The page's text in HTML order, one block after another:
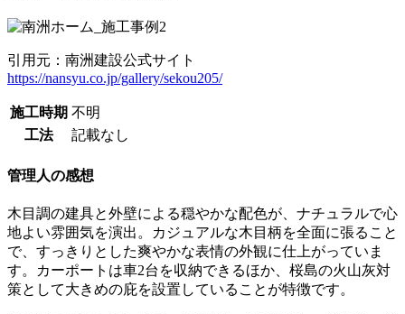
引用元：南洲建設公式サイト
https://nansyu.co.jp/gallery/sekou205/
施工時期 不明
工法
記載なし
管理人の感想
木目調の建具と外壁による穏やかな配色が、ナチュラルで心
地よい雰囲気を演出。カジュアルな木目柄を全面に張ること
で、すっきりとした爽やかな表情の外観に仕上がっていま
す。カーポートは車2台を収納できるほか、桜島の火山灰対
策として大きめの庇を設置していることが特徴です。